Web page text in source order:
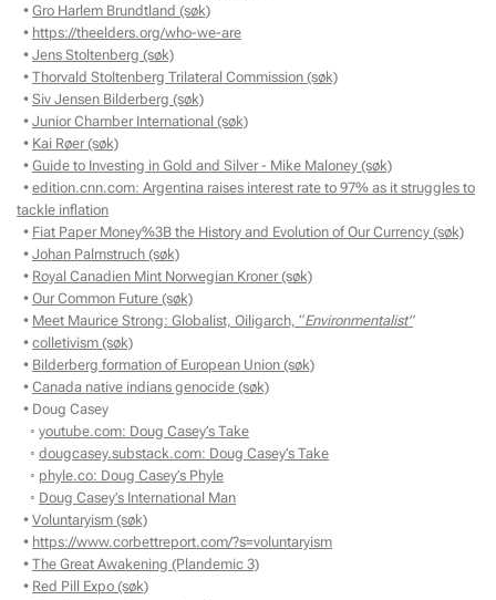
• Gro Harlem Brundtland (søk)
• https://theelders.org/who-we-are
• Jens Stoltenberg (søk)
• Thorvald Stoltenberg Trilateral Commission (søk)
• Siv Jensen Bilderberg (søk)
• Junior Chamber International (søk)
• Kai Røer (søk)
• Guide to Investing in Gold and Silver - Mike Maloney (søk)
• edition.cnn.com: Argentina raises interest rate to 97% as it struggles to
tackle inflation
• Fiat Paper Money%3B the History and Evolution of Our Currency (søk)
• Johan Palmstruch (søk)
• Royal Canadien Mint Norwegian Kroner (søk)
• Our Common Future (søk)
• Meet Maurice Strong: Globalist, Oiligarch, “Environmentalist”
• colletivism (søk)
• Bilderberg formation of European Union (søk)
• Canada native indians genocide (søk)
• Doug Casey
◦ youtube.com: Doug Casey’s Take
◦ dougcasey.substack.com: Doug Casey’s Take
◦ phyle.co: Doug Casey’s Phyle
◦ Doug Casey’s International Man
• Voluntaryism (søk)
• https://www.corbettreport.com/?s=voluntaryism
• The Great Awakening (Plandemic 3)
• Red Pill Expo (søk)